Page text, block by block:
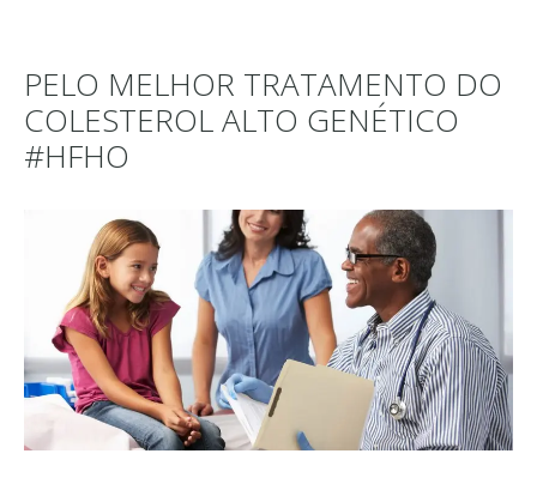
PELO MELHOR TRATAMENTO DO
COLESTEROL ALTO GENÉTICO
#HFHO